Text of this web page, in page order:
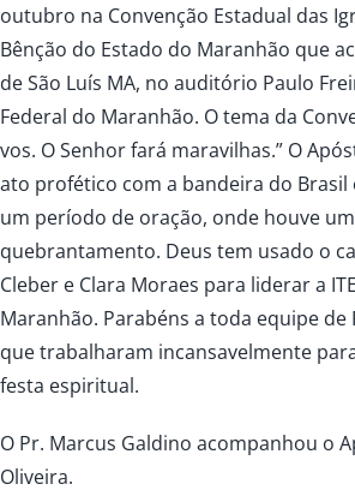
outubro na Convenção Estadual das
Bênção do Estado do Maranhão que
de São Luís MA, no auditório Paulo
Federal do Maranhão. O tema da
vos. O Senhor fará maravilhas.” O
ato profético com a bandeira do Brasil
um período de oração, onde houve
quebrantamento. Deus tem usado o
Cleber e Clara Moraes para liderar a
Maranhão. Parabéns a toda equipe de
que trabalharam incansavelmente
festa espiritual.
O Pr. Marcus Galdino acompanhou o
Oliveira.